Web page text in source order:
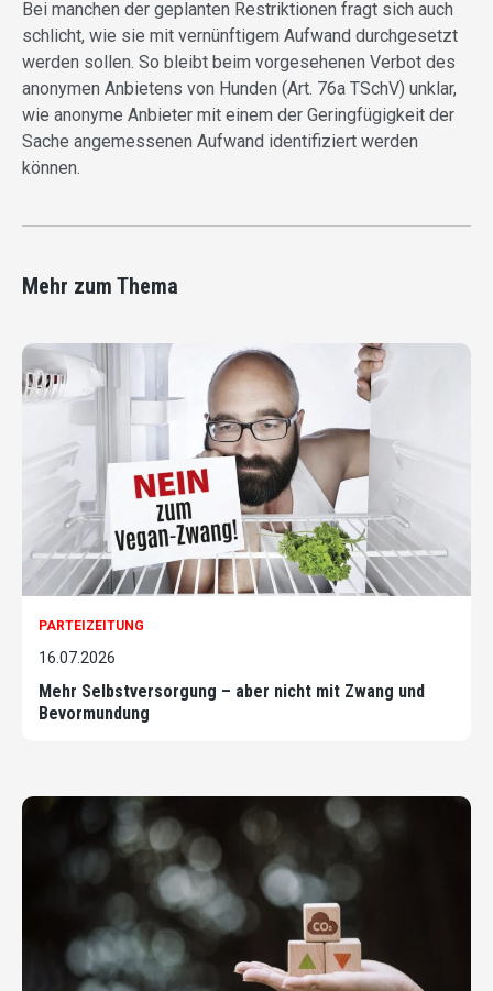
Bei manchen der geplanten Restriktionen fragt sich auch
schlicht, wie sie mit vernünftigem Aufwand durchgesetzt
werden sollen. So bleibt beim vorgesehenen Verbot des
anonymen Anbietens von Hunden (Art. 76a TSchV) unklar,
wie anonyme Anbieter mit einem der Geringfügigkeit der
Sache angemessenen Aufwand identifiziert werden
können.
Mehr zum Thema
PARTEIZEITUNG
16.07.2026
Mehr Selbstversorgung – aber nicht mit Zwang und
Bevormundung